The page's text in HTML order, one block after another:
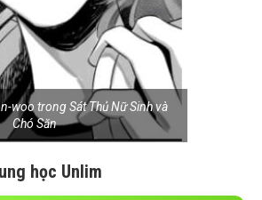
woo trong Sát Thủ Nữ Sinh và
Chó Săn
học Unlim